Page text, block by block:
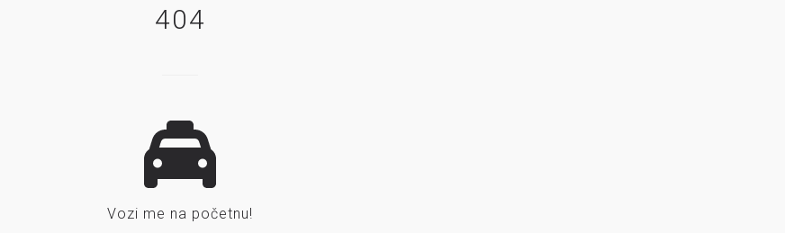
404
Vozi me na početnu!